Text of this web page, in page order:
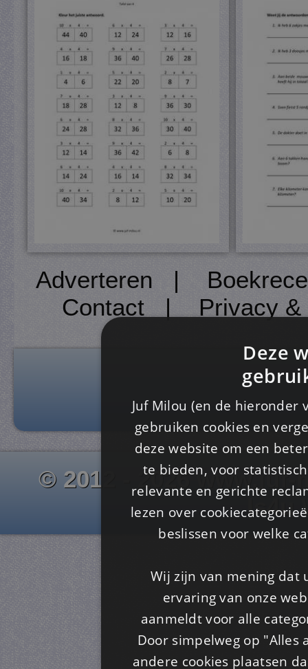
Adverteren |
Contact| Privacy
© 2012 - 2026
Is4u
Deze
Juf Milou (en de
gebruiken cookies en
deze website om een
te bieden, voor
relevante en gerichte
lezen over
beslissen voor welke
Wij zijn van mening dat
ervaring van onze
aanmeldt voor alle
Door simpelweg op
andere cookies plaatsen